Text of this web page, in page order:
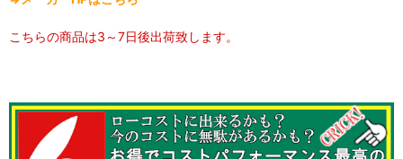
こちらの商品は3～7日後出荷致します。